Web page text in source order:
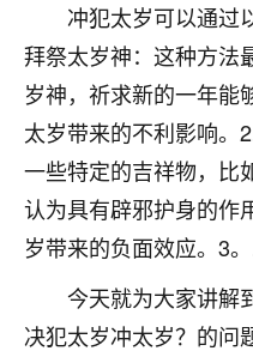
冲犯太岁可以通过
拜祭太岁神：这种方法
岁神，祈求新的一年能
太岁带来的不利影响。
一些特定的吉祥物，比
认为具有辟邪护身的作
岁带来的负面效应。3
今天就为大家讲解
决犯太岁冲太岁？的问
Jessica李
老师做不做超度法
刚去世了。
七零老顽童：我
做梦梦见她，后
师，安排了超度
了，一开始是半
2天前 来自云南